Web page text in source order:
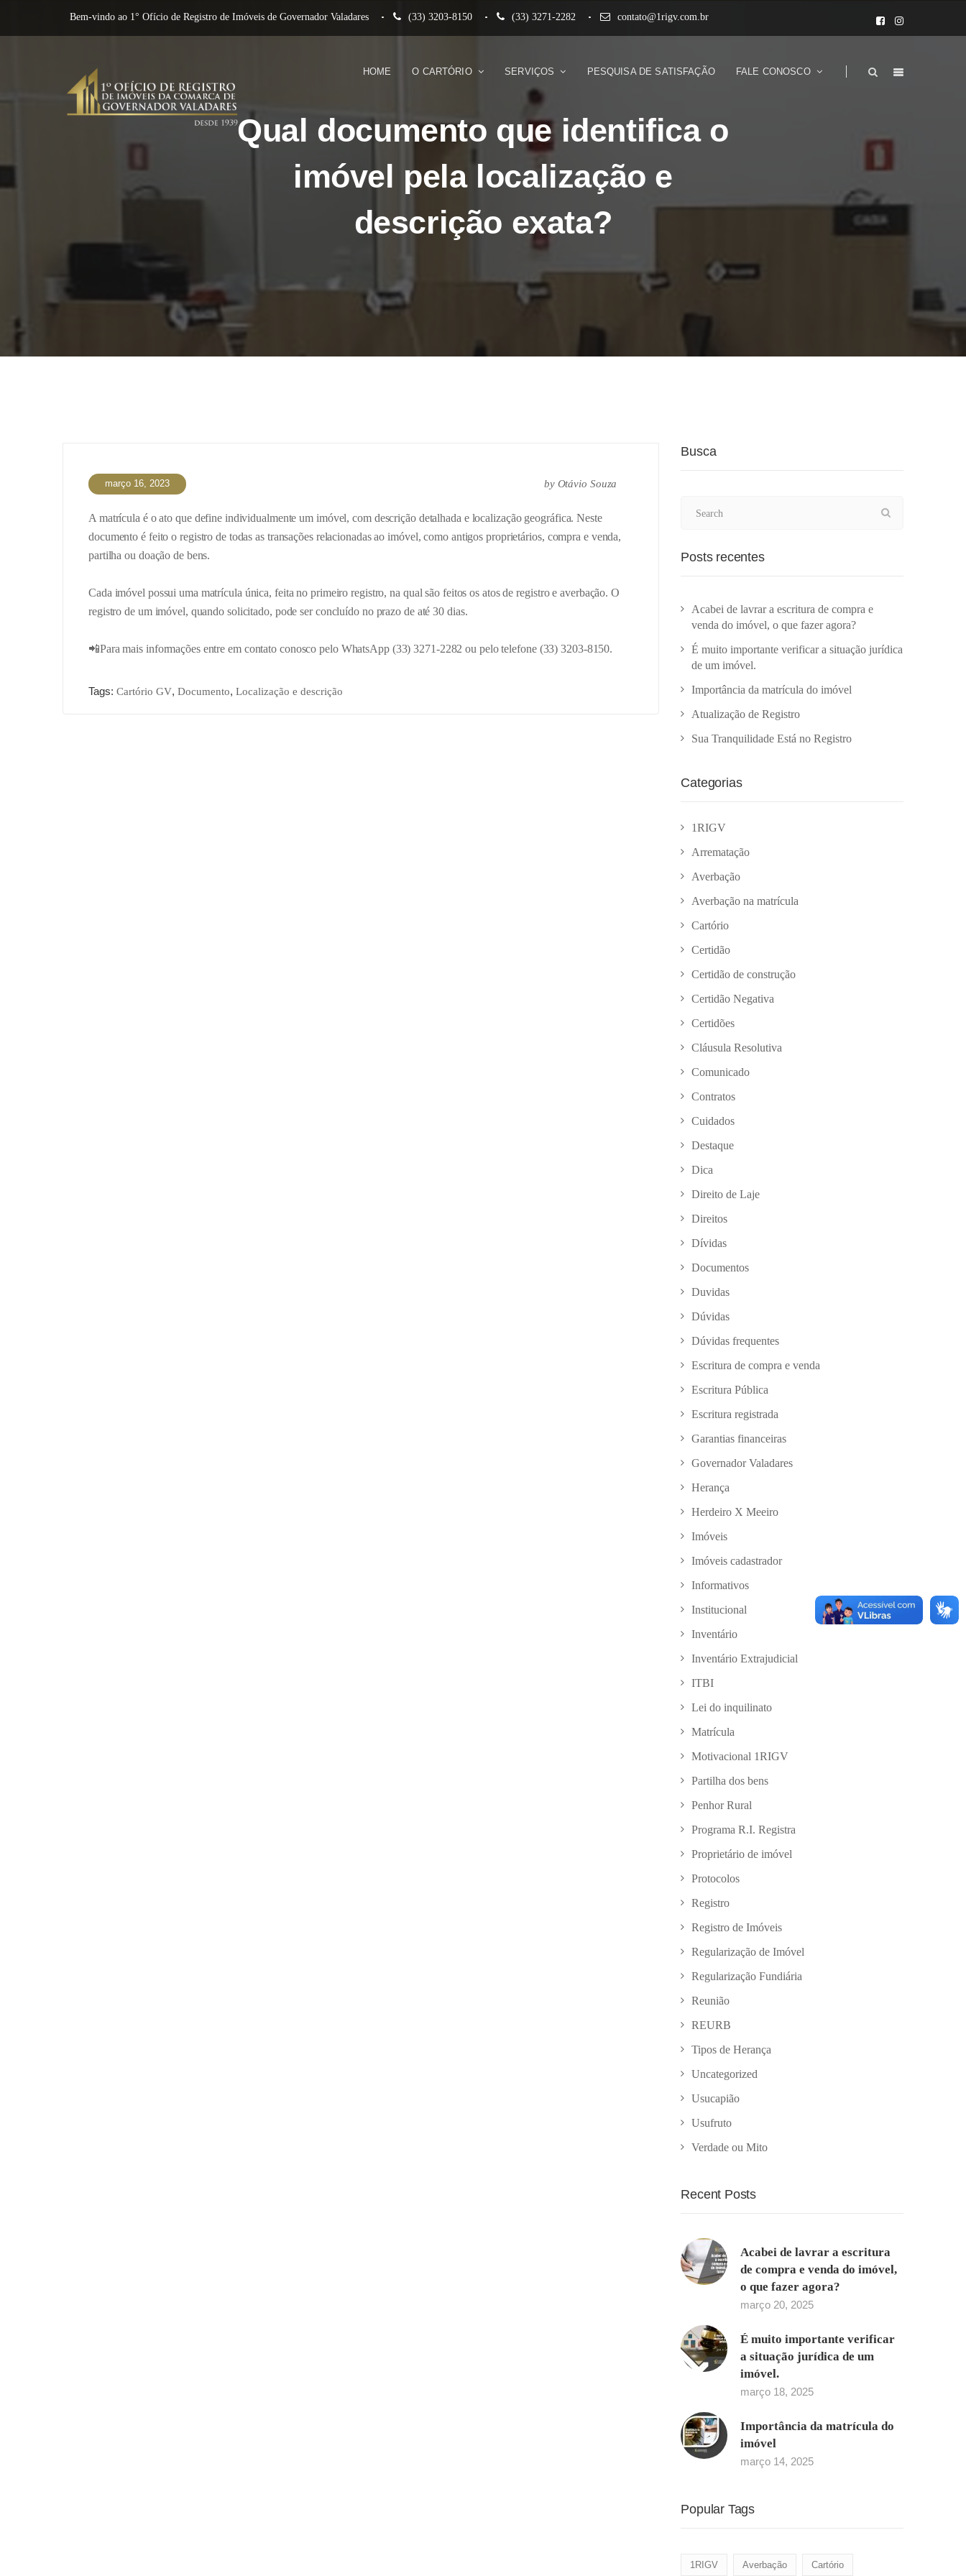
Bem-vindo ao 1° Ofício de Registro de Imóveis de Governador Valadares (33) 3203-8150 (33) 3271-2282 contato@1rigv.com.br
HOME O CARTÓRIO SERVIÇOS PESQUISA DE SATISFAÇÃO FALE CONOSCO
Qual documento que identifica o
imóvel pela localização e
descrição exata?
março 16, 2023 by Otávio Souza
A matrícula é o ato que define individualmente um imóvel, com descrição detalhada e localização geográfica. Neste
documento é feito o registro de todas as transações relacionadas ao imóvel, como antigos proprietários, compra e venda,
partilha ou doação de bens.
Cada imóvel possui uma matrícula única, feita no primeiro registro, na qual são feitos os atos de registro e averbação. O
registro de um imóvel, quando solicitado, pode ser concluído no prazo de até 30 dias.
📲Para mais informações entre em contato conosco pelo WhatsApp (33) 3271-2282 ou pelo telefone (33) 3203-8150.
Tags: Cartório GV, Documento, Localização e descrição
Busca
Posts recentes
Acabei de lavrar a escritura de compra e
venda do imóvel, o que fazer agora?
É muito importante verificar a situação jurídica
de um imóvel.
Importância da matrícula do imóvel
Atualização de Registro
Sua Tranquilidade Está no Registro
Categorias
1RIGV
Arrematação
Averbação
Averbação na matrícula
Cartório
Certidão
Certidão de construção
Certidão Negativa
Certidões
Cláusula Resolutiva
Comunicado
Contratos
Cuidados
Destaque
Dica
Direito de Laje
Direitos
Dívidas
Documentos
Duvidas
Dúvidas
Dúvidas frequentes
Escritura de compra e venda
Escritura Pública
Escritura registrada
Garantias financeiras
Governador Valadares
Herança
Herdeiro X Meeiro
Imóveis
Imóveis cadastrador
Informativos
Institucional
Inventário
Inventário Extrajudicial
ITBI
Lei do inquilinato
Matrícula
Motivacional 1RIGV
Partilha dos bens
Penhor Rural
Programa R.I. Registra
Proprietário de imóvel
Protocolos
Registro
Registro de Imóveis
Regularização de Imóvel
Regularização Fundiária
Reunião
REURB
Tipos de Herança
Uncategorized
Usucapião
Usufruto
Verdade ou Mito
Recent Posts
Acabei de lavrar a escritura
de compra e venda do imóvel,
o que fazer agora?
março 20, 2025
É muito importante verificar
a situação jurídica de um
imóvel.
março 18, 2025
Importância da matrícula do
imóvel
março 14, 2025
Popular Tags
1RIGV Averbação Cartório